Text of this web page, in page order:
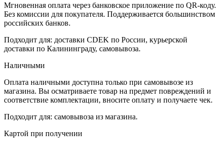
Мгновенная оплата через банковское приложение по QR-коду.
Без комиссии для покупателя. Поддерживается большинством
российских банков.
Подходит для: доставки CDEK по России, курьерской
доставки по Калининграду, самовывоза.
Наличными
Оплата наличными доступна только при самовывозе из
магазина. Вы осматриваете товар на предмет повреждений и
соответствие комплектации, вносите оплату и получаете чек.
Подходит для: самовывоза из магазина.
Картой при получении